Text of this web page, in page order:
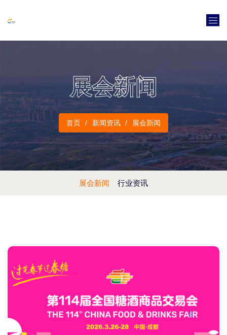
展会新闻
首页 新闻资讯 展会新闻
展会新闻 行业资讯